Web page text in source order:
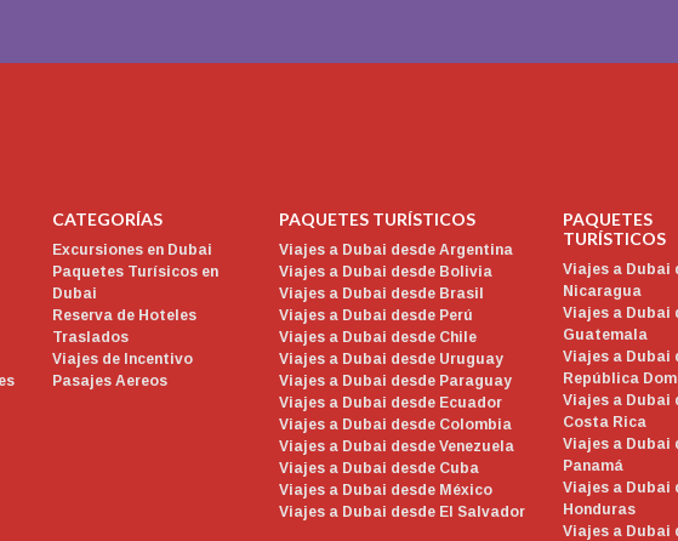
CATEGORÍAS
Excursiones en Dubai
Paquetes Turísicos en
Dubai
Reserva de Hoteles
Traslados
Viajes de Incentivo
Pasajes Aereos
PAQUETES TURÍSTICOS
Viajes a Dubai desde Argentina
Viajes a Dubai desde Bolivia
Viajes a Dubai desde Brasil
Viajes a Dubai desde Perú
Viajes a Dubai desde Chile
Viajes a Dubai desde Uruguay
Viajes a Dubai desde Paraguay
Viajes a Dubai desde Ecuador
Viajes a Dubai desde Colombia
Viajes a Dubai desde Venezuela
Viajes a Dubai desde Cuba
Viajes a Dubai desde México
Viajes a Dubai desde El Salvador
PAQUETES
TURÍSTICOS
Viajes a Dubai
Nicaragua
Viajes a Dubai
Guatemala
Viajes a Dubai
República
Viajes a Dubai
Costa Rica
Viajes a Dubai
Panamá
Viajes a Dubai
Honduras
Viajes a Dubai